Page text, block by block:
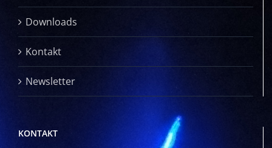
Downloads
Kontakt
Newsletter
KONTAKT